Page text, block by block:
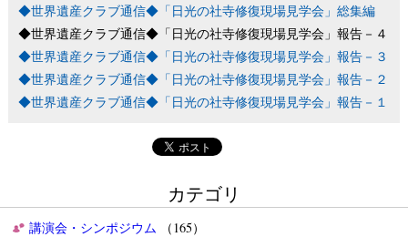
◆世界遺産クラブ通信◆「日光の社寺修復現場見学会」総集編
◆世界遺産クラブ通信◆「日光の社寺修復現場見学会」報告－４
◆世界遺産クラブ通信◆「日光の社寺修復現場見学会」報告－３
◆世界遺産クラブ通信◆「日光の社寺修復現場見学会」報告－２
◆世界遺産クラブ通信◆「日光の社寺修復現場見学会」報告－１
カテゴリ
講演会・シンポジウム （165）